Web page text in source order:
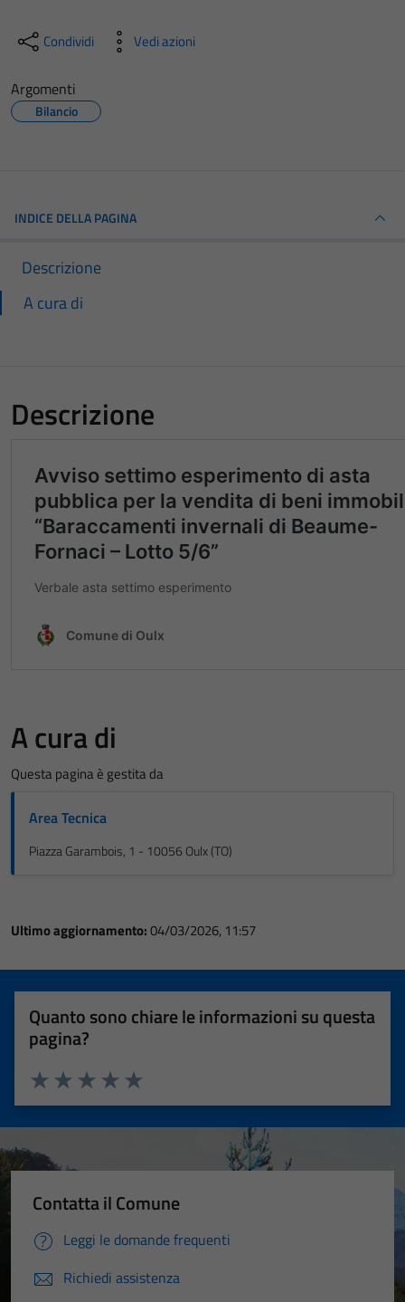
Condividi Vedi azioni
Argomenti
Bilancio
INDICE DELLA PAGINA
Descrizione
A cura di
Descrizione
A cura di
Questa pagina è gestita da
Area Tecnica
Piazza Garambois, 1 - 10056 Oulx (TO)
Ultimo aggiornamento:04/03/2026, 11:57
Quanto sono chiare le informazioni su questa
pagina?
Valuta 5 stelle su 5
Valuta 4 stelle su 5
Valuta 3 stelle su 5
Valuta 2 stelle su 5
Valuta 1 stelle su 5
Contatta il Comune
Leggi le domande frequenti
Richiedi assistenza